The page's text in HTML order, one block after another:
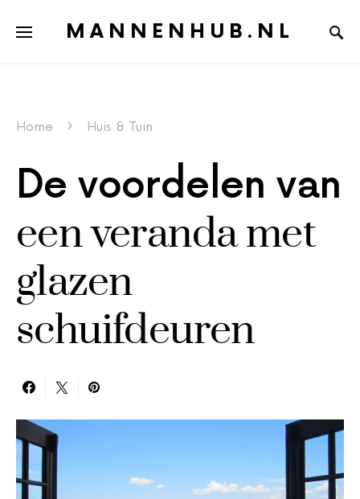
MANNENHUB.NL
Home Huis & Tuin
De voordelen van
een veranda met
glazen
schuifdeuren